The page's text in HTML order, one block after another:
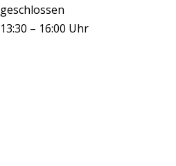
geschlossen
13:30 – 16:00 Uhr